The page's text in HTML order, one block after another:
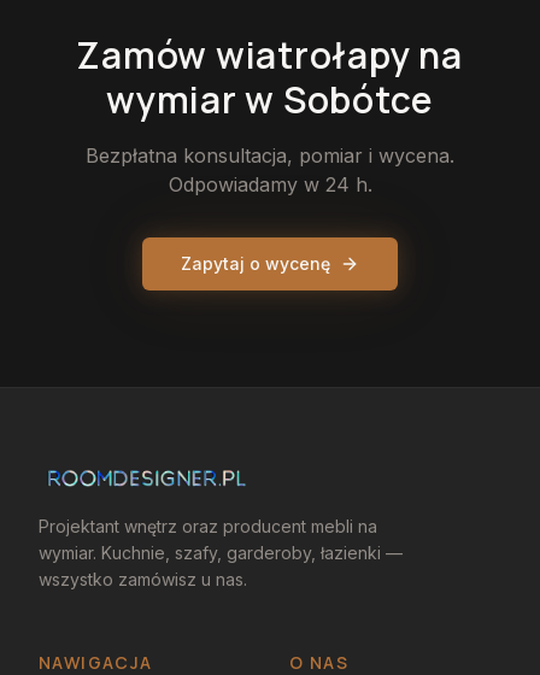
Zamów wiatrołapy na
wymiarw Sobótce
Bezpłatna konsultacja, pomiar i wycena.
Odpowiadamy w 24 h.
Zapytaj o wycenę
Projektant wnętrz oraz producent mebli na
wymiar. Kuchnie, szafy, garderoby, łazienki —
wszystko zamówisz u nas.
NAWIGACJA O NAS